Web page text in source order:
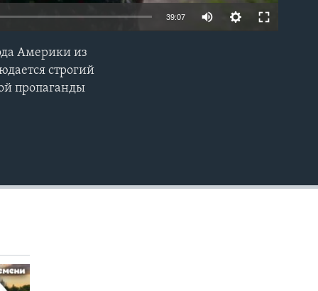
39:07
Америки из
строгий
пропаганды